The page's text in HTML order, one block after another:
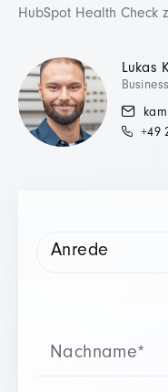
HubSpot Health Check
Lukas
+49